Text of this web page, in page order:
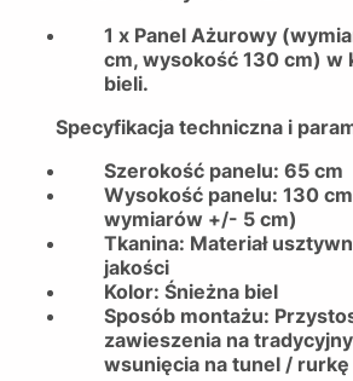
1 x Panel Ażurowy
cm, wysokość 130 cm) w
bieli.
Specyfikacja techniczna i
Szerokość panelu: 65 cm
Wysokość panelu: 130
wymiarów +/- 5 cm)
Tkanina: Materiał
jakości
Kolor: Śnieżna biel
Sposób montażu:
zawieszenia na
wsunięcia na tunel /